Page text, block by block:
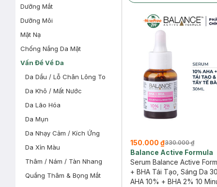
Dưỡng Mắt
Dưỡng Môi
Mặt Nạ
Chống Nắng Da Mặt
Vấn Đề Về Da
Da Dầu / Lỗ Chân Lông To
Da Khô / Mất Nước
Da Lão Hóa
Da Mụn
Da Nhạy Cảm / Kích Ứng
Da Xỉn Màu
Thâm / Nám / Tàn Nhang
Quầng Thâm & Bọng Mắt
150.000 ₫330.000 ₫
Balance Active Formula
Serum Balance Active
+ BHA Tái Tạo, Sáng Da
AHA 10% + BHA 2% 10